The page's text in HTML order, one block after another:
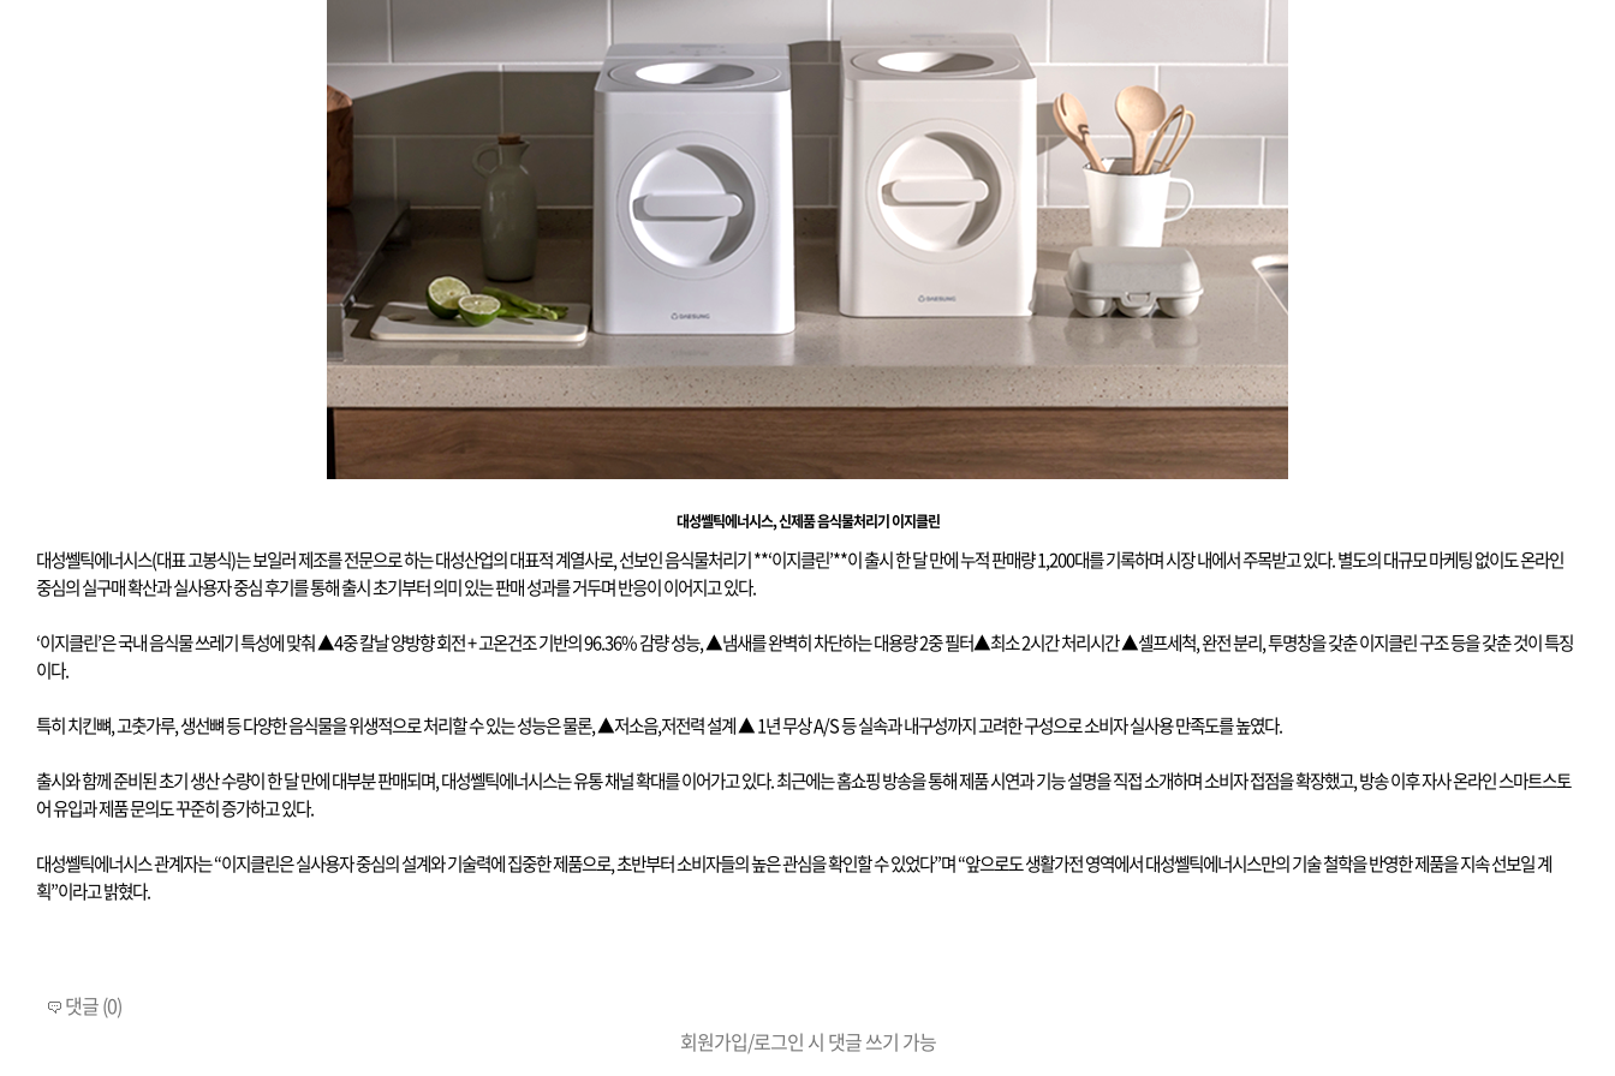
대성쎌틱에너시스,신제품 음식물처리기 이지클린
대성쎌틱에너시스(대표 고봉식)는 보일러 제조를 전문으로 하는 대성산업의 대표적 계열사로,선보인 음식물처리기**‘이지클린’**이 출시 한 달 만에 누적 판매량1,200대를 기록하며 시장 내에서 주목받고 있다.별도의 대규모 마케팅 없이도 온라인
중심의 실구매 확산과 실사용자 중심 후기를 통해 출시 초기부터 의미 있는 판매 성과를 거두며 반응이 이어지고 있다.
‘이지클린’은 국내 음식물 쓰레기 특성에 맞춰▲4중 칼날 양방향 회전+고온건조 기반의96.36%감량 성능, ▲냄새를 완벽히 차단하는 대용량2중 필터▲최소2시간 처리시간▲셀프세척,완전 분리,투명창을 갖춘 이지클린 구조 등을 갖춘 것이 특징
이다.
특히 치킨뼈,고춧가루,생선뼈 등 다양한 음식물을 위생적으로 처리할 수 있는 성능은 물론, ▲저소음,저전력 설계▲ 1년 무상A/S등 실속과 내구성까지 고려한 구성으로 소비자 실사용 만족도를 높였다.
출시와 함께 준비된 초기 생산 수량이 한 달 만에 대부분 판매되며,대성쎌틱에너시스는 유통 채널 확대를 이어가고 있다.최근에는 홈쇼핑 방송을 통해 제품 시연과 기능 설명을 직접 소개하며 소비자 접점을 확장했고,방송 이후 자사 온라인 스마트스토
어 유입과 제품 문의도 꾸준히 증가하고 있다.
대성쎌틱에너시스 관계자는“이지클린은 실사용자 중심의 설계와 기술력에 집중한 제품으로,초반부터 소비자들의 높은 관심을 확인할 수 있었다”며“앞으로도 생활가전 영역에서 대성쎌틱에너시스만의 기술 철학을 반영한 제품을 지속 선보일 계
획”이라고 밝혔다.
댓글 (0)
회원가입/로그인 시 댓글 쓰기 가능